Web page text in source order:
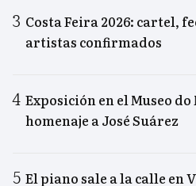
Costa Feira 2026: cartel,
artistas confirmados
Exposición en el Museo do
homenaje a José Suárez
El piano sale a la calle en